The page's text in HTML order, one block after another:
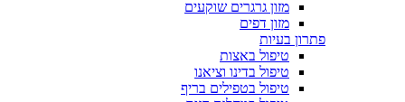
מזון גרגרים שוקעים
מזון דפים
פתרון בעיות
טיפול באצות
טיפול בדינו וציאנו
טיפול בטפילים בריף